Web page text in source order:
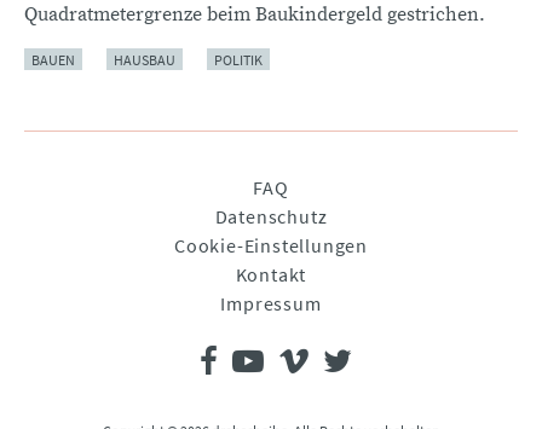
Quadratmetergrenze beim Baukindergeld gestrichen.
BAUEN HAUSBAU POLITIK
FAQ
Datenschutz
Cookie-Einstellungen
Kontakt
Impressum